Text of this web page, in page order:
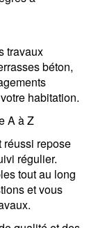
travaux
béton,
habitation.
A à Z
réussi repose
régulier.
tout au long
et vous